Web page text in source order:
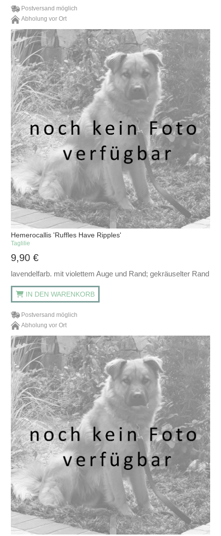
Postversand möglich
Abholung vor Ort
Hemerocallis 'Ruffles Have Ripples'
Taglilie
9,90€
lavendelfarb. mit violettem Auge und Rand; gekräuselter Rand
IN DEN WARENKORB
Postversand möglich
Abholung vor Ort